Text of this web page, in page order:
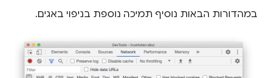
במהדורות הבאות נוסיף תמיכה נוספת בניפוי באגים.